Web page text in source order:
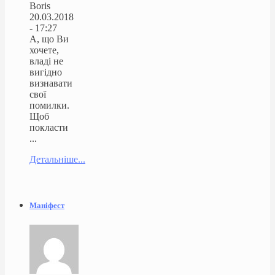
Boris
20.03.2018
- 17:27
А, що Ви
хочете,
владі не
вигідно
визнавати
свої
помилки.
Щоб
покласти
...
Детальніше...
Маніфест